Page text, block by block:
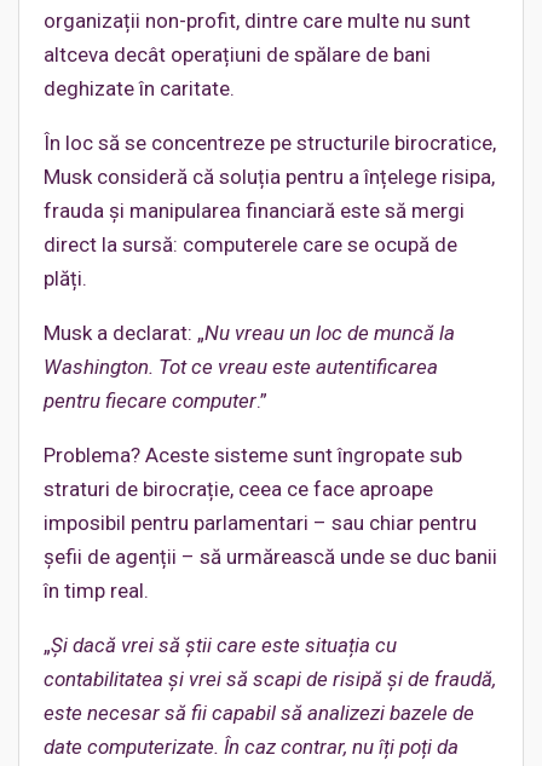
organizații non-profit, dintre care multe nu sunt
altceva decât operațiuni de spălare de bani
deghizate în caritate.
În loc să se concentreze pe structurile birocratice,
Musk consideră că soluția pentru a înțelege risipa,
frauda și manipularea financiară este să mergi
direct la sursă: computerele care se ocupă de
plăți.
Musk a declarat: „Nu vreau un loc de muncă la
Washington. Tot ce vreau este autentificarea
pentru fiecare computer.”
Problema? Aceste sisteme sunt îngropate sub
straturi de birocrație, ceea ce face aproape
imposibil pentru parlamentari – sau chiar pentru
șefii de agenții – să urmărească unde se duc banii
în timp real.
„Și dacă vrei să știi care este situația cu
contabilitatea și vrei să scapi de risipă și de fraudă,
este necesar să fii capabil să analizezi bazele de
date computerizate. În caz contrar, nu îți poți da